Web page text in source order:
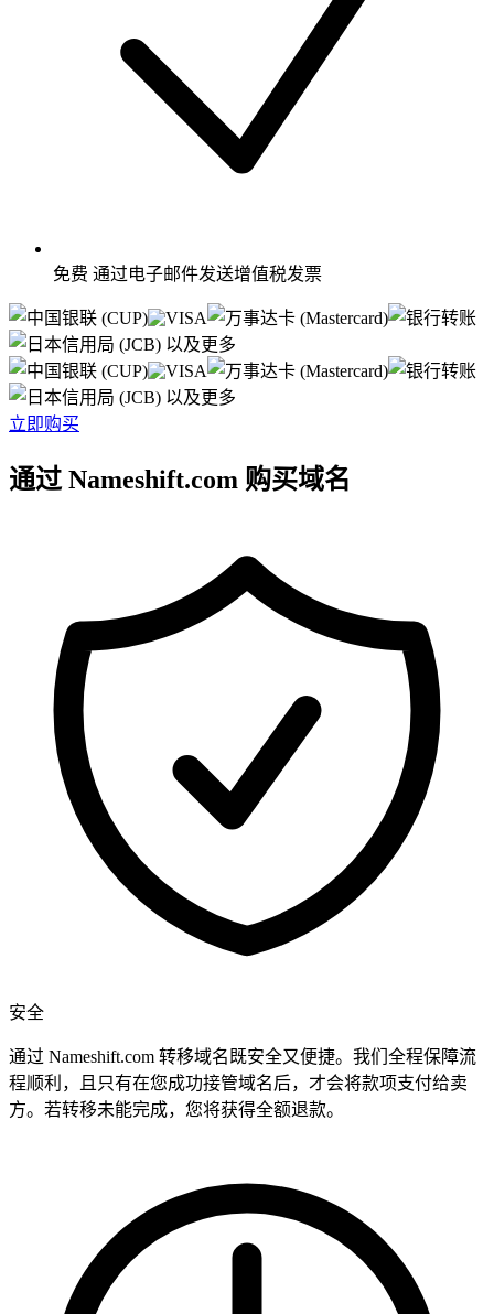
免费 通过电子邮件发送增值税发票
以及更多
以及更多
立即购买
通过 Nameshift.com 购买域名
安全
通过 Nameshift.com 转移域名既安全又便捷。我们全程保障流
程顺利，且只有在您成功接管域名后，才会将款项支付给卖
方。若转移未能完成，您将获得全额退款。